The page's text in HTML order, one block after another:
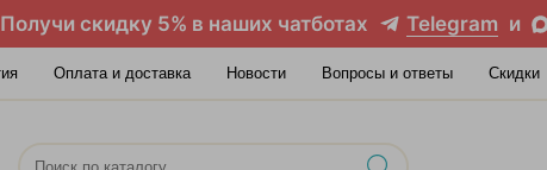
Получи скидку 5% в наших чатботах Telegram и
Оплата и доставка Новости Вопросы и ответы Скидки